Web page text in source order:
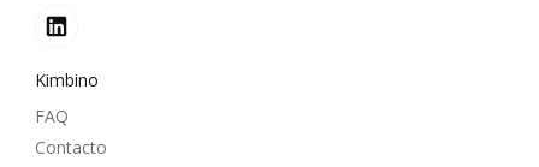
Kimbino
FAQ
Contacto